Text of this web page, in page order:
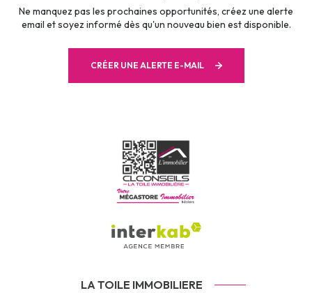
Ne manquez pas les prochaines opportunités, créez une alerte
email et soyez informé dès qu'un nouveau bien est disponible.
CRÉER UNE ALERTE E-MAIL
LA TOILE IMMOBILIERE